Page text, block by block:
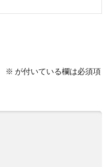
※ が付いている欄は必須項